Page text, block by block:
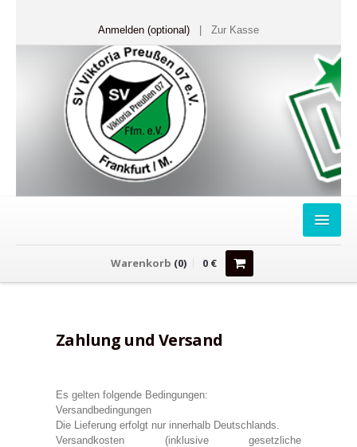
Anmelden (optional) Zur Kasse
FANSHOP
Gläser & Tassen & Krüge
Kochen & Grillen
Warenkorb (0) 0€
Zahlung und Versand
Es gelten folgende Bedingungen:
Versandbedingungen
Die Lieferung erfolgt nur innerhalb Deutschlands.
Versandkosten (inklusive gesetzliche